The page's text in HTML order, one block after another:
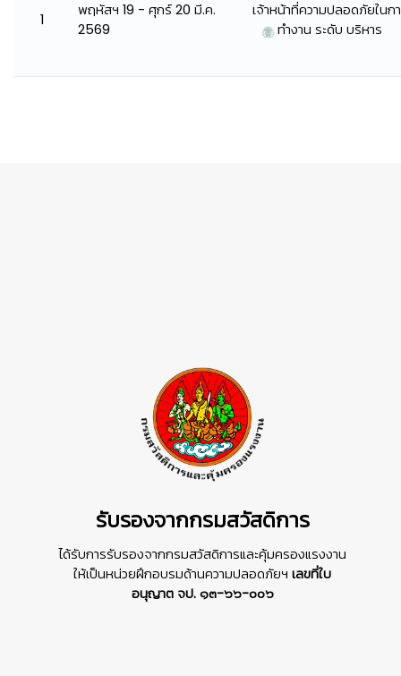
1
พฤหัสฯ 19 - ศุกร์ 20 มี.ค.
2569
เจ้าหน้าที่ความปลอดภัยในก
ทำงาน ระดับ บริหาร
รับรองจากกรมสวัสดิการ
ได้รับการรับรองจากกรมสวัสดิการและคุ้มครองแรงงาน
ให้เป็นหน่วยฝึกอบรมด้านความปลอดภัยฯ เลขที่ใบ
อนุญาต จป. ๑๓-๖๖-๐๐๖